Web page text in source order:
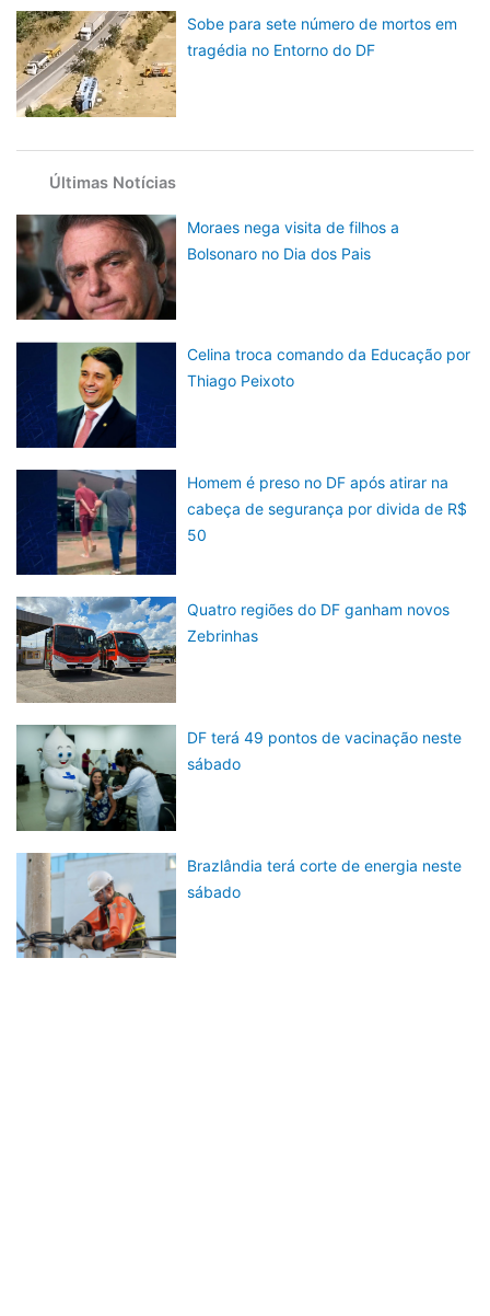
Sobe para sete número de mortos em
tragédia no Entorno do DF
Últimas Notícias
Moraes nega visita de filhos a
Bolsonaro no Dia dos Pais
Celina troca comando da Educação por
Thiago Peixoto
Homem é preso no DF após atirar na
cabeça de segurança por divida de R$
50
Quatro regiões do DF ganham novos
Zebrinhas
DF terá 49 pontos de vacinação neste
sábado
Brazlândia terá corte de energia neste
sábado